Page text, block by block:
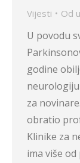
Vijesti Od
U povodu
godine
za
obratio
Klinike za
ima više